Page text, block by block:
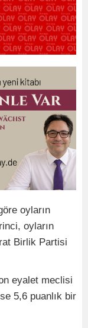
oyların
oyların
Birlik Partisi
eyalet meclisi
5,6 puanlık bir